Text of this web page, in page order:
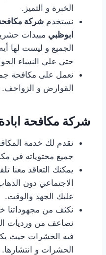
الخبرة و التميز.
نستخدم شركة
ابوظبي مبيدات
الجميع و ليست لها
حتى على النساء
نعمل على مكافحة
القوارض و الزواحف.
شركة مكافحة
نقدم لك خدمة
جميع محتوياته في
يمكنك التعاقد معنا
الاجتماعي دون
عليك الجهد والوقت.
نكثف من
نضاعف من ورديات
فيه الحشرات حيث
الحشرات و انتشارها.